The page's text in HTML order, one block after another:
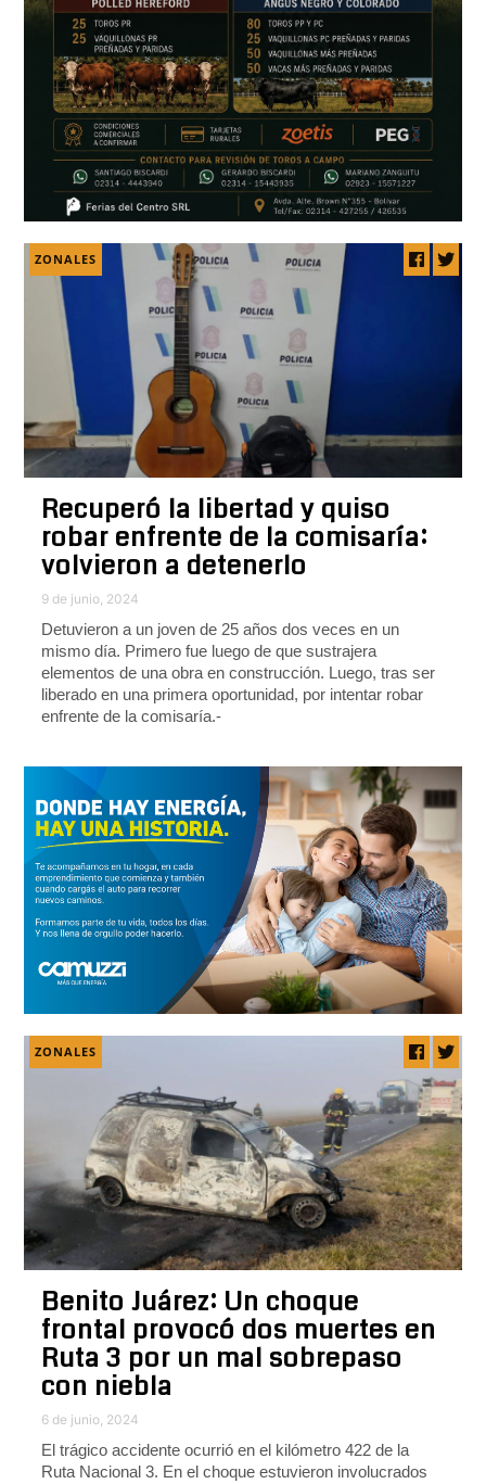
ZONALES
Recuperó la libertad y quiso
robar enfrente de la comisaría:
volvieron a detenerlo
9 de junio, 2024
Detuvieron a un joven de 25 años dos veces en un
mismo día. Primero fue luego de que sustrajera
elementos de una obra en construcción. Luego, tras ser
liberado en una primera oportunidad, por intentar robar
enfrente de la comisaría.-
ZONALES
Benito Juárez: Un choque
frontal provocó dos muertes en
Ruta 3 por un mal sobrepaso
con niebla
6 de junio, 2024
El trágico accidente ocurrió en el kilómetro 422 de la
Ruta Nacional 3. En el choque estuvieron involucrados